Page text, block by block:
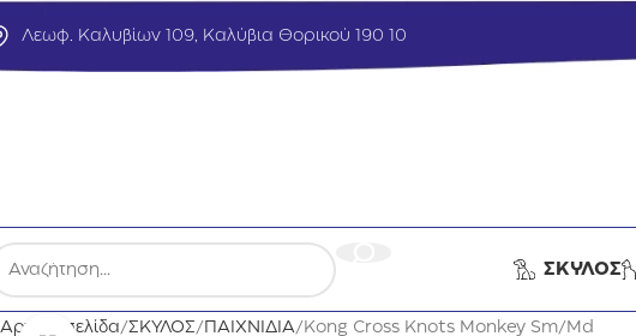
Λεωφ. Καλυβίων 109, Καλύβια Θορικού 190 10
ΣΚΥΛΟΣ
Αρχική σελίδα ΣΚΥΛΟΣ ΠΑΙΧΝΙΔΙΑ Kong Cross Knots Monkey Sm/Md